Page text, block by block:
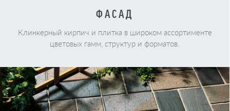
ФАСАД
Клинкерный кирпич и плитка в широком ассортименте
цветовых гамм, структур и форматов.